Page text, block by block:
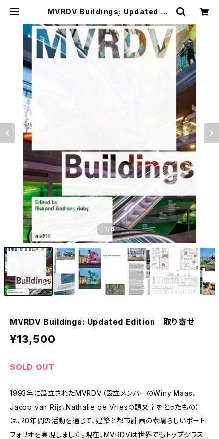
MVRDV Buildings: Updated Ed
1/6
MVRDV Buildings: Updated Edition 取り寄せ
¥13,500
SOLD OUT
1993年に設立されたMVRDV（設立メンバーのWiny Maas、
Jacob van Rijs、Nathalie de Vriesの頭文字をとったもの）
は、20年間の活動を通じて、建築と都市計画の素晴らしいポート
フォリオを実現しました。現在、MVRDVは世界でもトップクラス